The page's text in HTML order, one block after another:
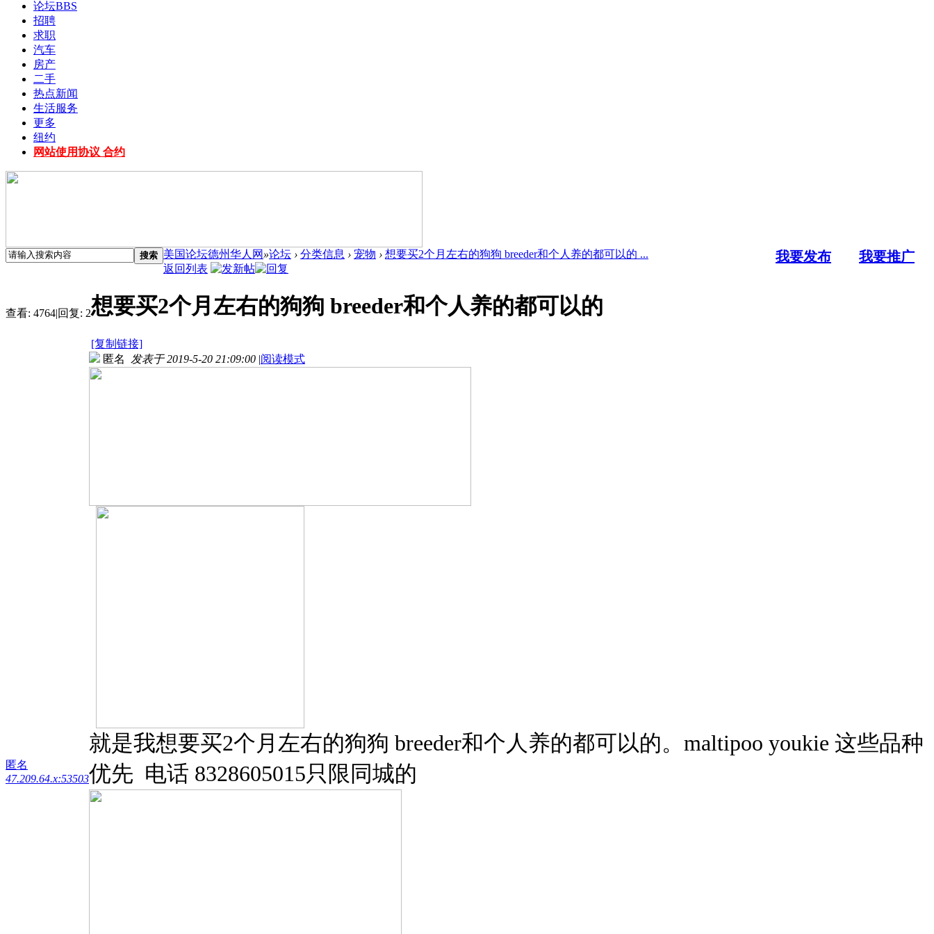
论坛BBS
招聘
求职
汽车
房产
二手
热点新闻
生活服务
更多
纽约
网站使用协议 合约
搜索 我要发布 我要推广
美国论坛德州华人网 »论坛 › 分类信息 › 宠物 › 想要买2个月左右的狗狗 breeder和个人养的都可以的 ...
返回列表
查看: 4764|回复: 2想要买2个月左右的狗狗 breeder和个人养的都可以的
[复制链接]
匿名
47.209.64.x:53503
匿名 发表于 2019-5-20 21:09:00 |阅读模式
就是我想要买2个月左右的狗狗 breeder和个人养的都可以的。maltipoo youkie 这些品种
优先 电话 8328605015只限同城的